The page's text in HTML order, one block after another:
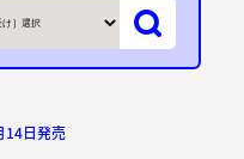
14日発売